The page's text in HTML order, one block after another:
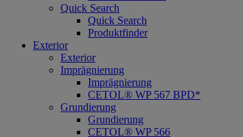
Quick Search
Quick Search
Produktfinder
Exterior
Exterior
Imprägnierung
Imprägnierung
CETOL® WP 567 BPD*
Grundierung
Grundierung
CETOL® WP 566